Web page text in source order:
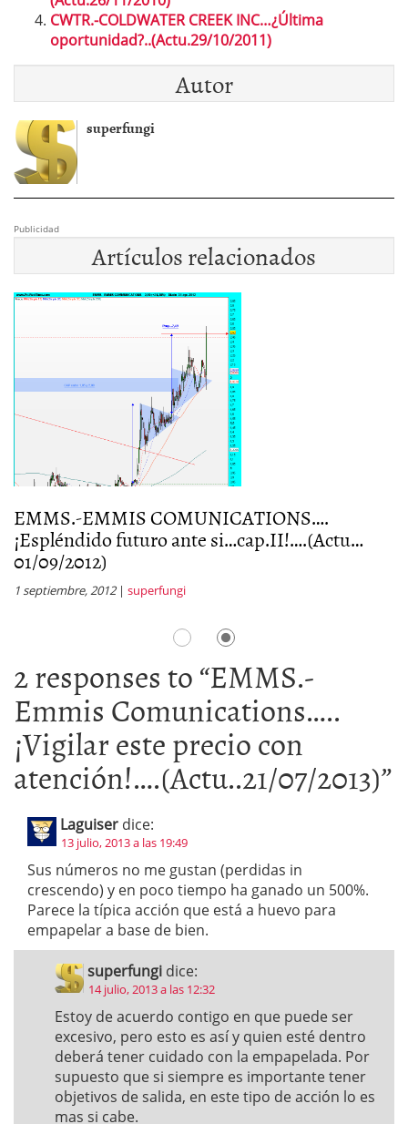
CWTR.-COLDWATER CREEK INC…¿Última
oportunidad?..(Actu.29/10/2011)
Autor
superfungi
Publicidad
Artículos relacionados
EMMS.-EMMIS COMUNICATIONS….
¡Espléndido futuro ante si…cap.II!….(Actu…
01/09/2012)
1 septiembre, 2012| superfungi
2 responses to “EMMS.-
Emmis Comunications…..
¡Vigilar este precio con
atención!….(Actu..21/07/2013)”
Laguiser dice:
13 julio, 2013 a las 19:49
Sus números no me gustan (perdidas in
crescendo) y en poco tiempo ha ganado un 500%.
Parece la típica acción que está a huevo para
empapelar a base de bien.
superfungi dice:
14 julio, 2013 a las 12:32
Estoy de acuerdo contigo en que puede ser
excesivo, pero esto es así y quien esté dentro
deberá tener cuidado con la empapelada. Por
supuesto que si siempre es importante tener
objetivos de salida, en este tipo de acción lo es
mas si cabe.